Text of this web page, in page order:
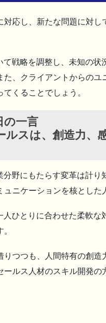
応し、新たな問題に対
戦略を調整し、未知の
、クライアントからのユ
くることでしょう。
の一言
ルスは、創造力、
野にもたらす変革は計
ニケーションを核とした
ひとりに合わせた柔軟な
りつつも、人間特有の創
ルス人材のスキル開発の